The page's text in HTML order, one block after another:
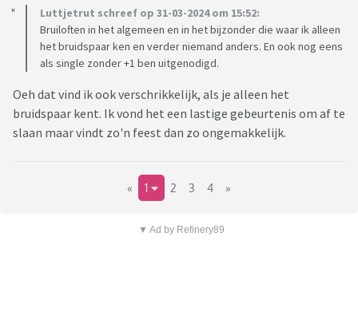
Luttjetrut schreef op 31-03-2024 om 15:52:
Bruiloften in het algemeen en in het bijzonder die waar ik alleen
het bruidspaar ken en verder niemand anders. En ook nog eens
als single zonder +1 ben uitgenodigd.
Oeh dat vind ik ook verschrikkelijk, als je alleen het
bruidspaar kent. Ik vond het een lastige gebeurtenis om af te
slaan maar vindt zo'n feest dan zo ongemakkelijk.
« 1 2 3 4 »
▼ Ad by Refinery89